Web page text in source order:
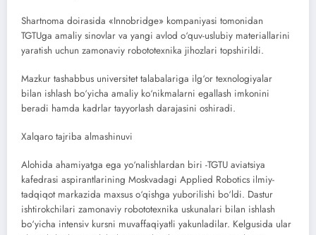
Shartnoma doirasida «Innobridge» kompaniyasi tomonidan
TGTUga amaliy sinovlar va yangi avlod o‘quv-uslubiy materiallarini
yaratish uchun zamonaviy robototexnika jihozlari topshirildi.
Mazkur tashabbus universitet talabalariga ilg‘or texnologiyalar
bilan ishlash bo‘yicha amaliy ko‘nikmalarni egallash imkonini
beradi hamda kadrlar tayyorlash darajasini oshiradi.
Xalqaro tajriba almashinuvi
Alohida ahamiyatga ega yo‘nalishlardan biri -TGTU aviatsiya
kafedrasi aspirantlarining Moskvadagi Applied Robotics ilmiy-
tadqiqot markazida maxsus o‘qishga yuborilishi bo‘ldi. Dastur
ishtirokchilari zamonaviy robototexnika uskunalari bilan ishlash
bo‘yicha intensiv kursni muvaffaqiyatli yakunladilar. Kelgusida ular